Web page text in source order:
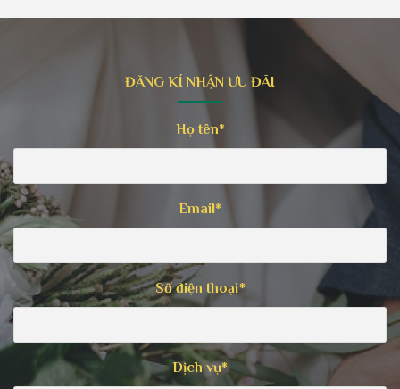
ĐĂNG KÍ NHẬN ƯU ĐÃI
Họ tên*
Email*
Số điện thoại*
Dịch vụ*